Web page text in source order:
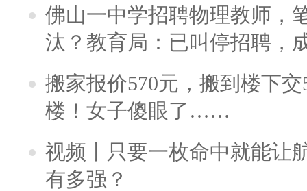
佛山一中学招聘物理教师，
汰？教育局：已叫停招聘，
搬家报价570元，搬到楼下
楼！女子傻眼了……
视频丨只要一枚命中就能让
有多强？